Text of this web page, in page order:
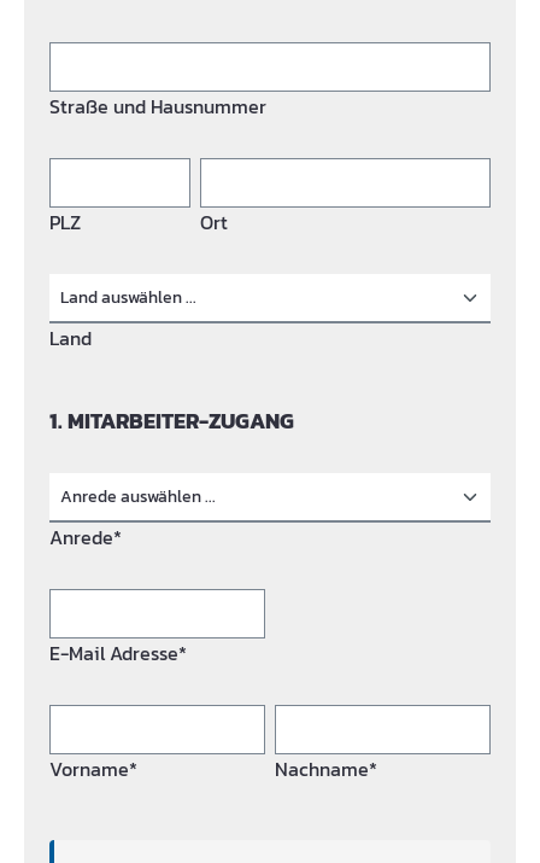
Straße und Hausnummer
PLZ Ort
Land
1. MITARBEITER-ZUGANG
Anrede*
E-Mail Adresse*
Vorname* Nachname*